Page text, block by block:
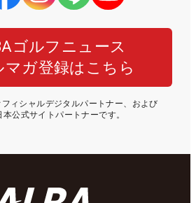
ゴルフニュース
マガ登録はこちら
ィシャルデジタルパートナー、および
本公式サイトパートナーです。